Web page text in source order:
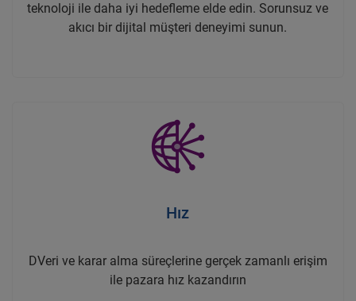
teknoloji ile daha iyi hedefleme elde edin. Sorunsuz ve
akıcı bir dijital müşteri deneyimi sunun.
Hız
DVeri ve karar alma süreçlerine gerçek zamanlı erişim
ile pazara hız kazandırın